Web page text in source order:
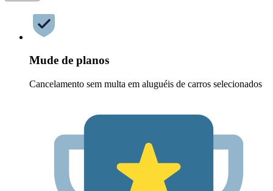
Mude de planos
Cancelamento sem multa em aluguéis de carros selecionados